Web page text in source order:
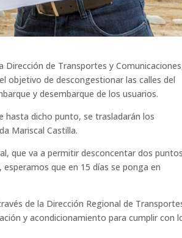
Dirección de Transportes y
objetivo de descongestionar las calles del
y desembarque de los usuarios.
hasta dicho punto, se trasladarán los
Mariscal Castilla.
que va a permitir desconcentar dos
que en 15 días se ponga en
de la Dirección Regional de
y acondicionamiento para cumplir con